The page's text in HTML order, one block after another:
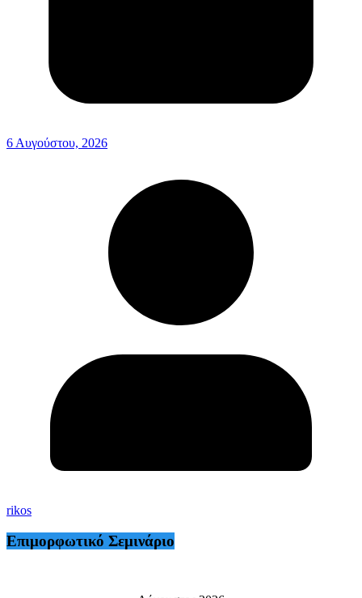
6 Αυγούστου, 2026
rikos
Επιμορφωτικό Σεμινάριο